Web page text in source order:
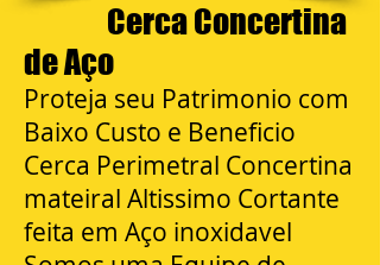
Cerca Concertina
de Aço
Proteja seu Patrimonio com
Baixo Custo e Beneficio
Cerca Perimetral Concertina
mateiral Altissimo Cortante
feita em Aço inoxidavel